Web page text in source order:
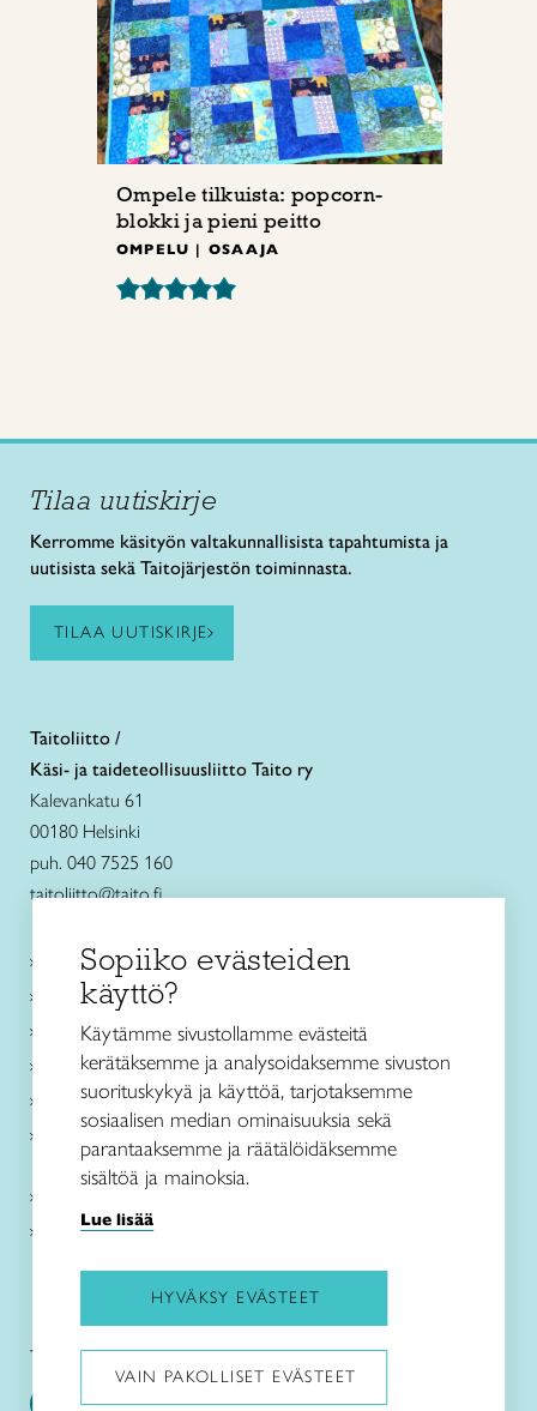
Ompele tilkuista: popcorn-
blokki ja pieni peitto
OMPELU | OSAAJA
Tilaa uutiskirje
Kerromme käsityön valtakunnallisista tapahtumista ja
uutisista sekä Taitojärjestön toiminnasta.
TILAA UUTISKIRJE
Taitoliitto /
Käsi- ja taideteollisuusliitto Taito ry
Kalevankatu 61
00180 Helsinki
puh. 040 7525 160
taitoliitto@taito.fi
Käsityökurssit ja koulutus
Ajankohtaista
Käsityöohjeet
Me olemme Taito
Paikallinen toiminta
Verkkokaupat
Kirjaudu Arviin
Kirjaudu Taitocampukseen
Taitoliitto: Taito-lehti:
Sopiiko evästeiden
käyttö?
Käytämme sivustollamme evästeitä
kerätäksemme ja analysoidaksemme sivuston
suorituskykyä ja käyttöä, tarjotaksemme
sosiaalisen median ominaisuuksia sekä
parantaaksemme ja räätälöidäksemme
sisältöä ja mainoksia.
Lue lisää
HYVÄKSY EVÄSTEET
VAIN PAKOLLISET EVÄSTEET